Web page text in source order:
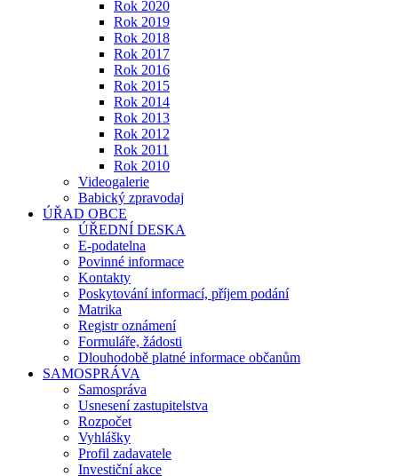
Rok 2020
Rok 2019
Rok 2018
Rok 2017
Rok 2016
Rok 2015
Rok 2014
Rok 2013
Rok 2012
Rok 2011
Rok 2010
Videogalerie
Babický zpravodaj
ÚŘAD OBCE
ÚŘEDNÍ DESKA
E-podatelna
Povinné informace
Kontakty
Poskytování informací, příjem podání
Matrika
Registr oznámení
Formuláře, žádosti
Dlouhodobě platné informace občanům
SAMOSPRÁVA
Samospráva
Usnesení zastupitelstva
Rozpočet
Vyhlášky
Profil zadavatele
Investiční akce